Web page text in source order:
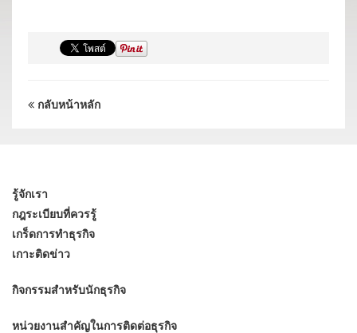
กลับหน้าหลัก
รู้จักเรา
กฎระเบียบที่ควรรู้
เกร็ดการทำธุรกิจ
เกาะติดข่าว
กิจกรรมสำหรับนักธุรกิจ
หน่วยงานสำคัญในการติดต่อธุรกิจ